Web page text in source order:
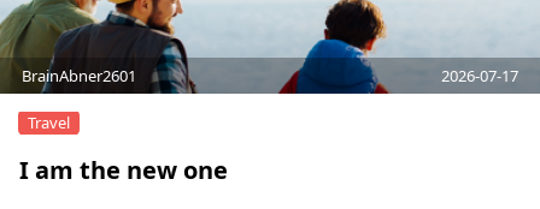
BrainAbner2601 2026-07-17
I am the new one
Travel